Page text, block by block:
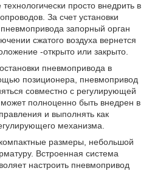
просто внедрить в
За счет установки
запорный орган
сжатого воздуха вернется
-открыто или закрыто.
пневмопривода в
позиционера, пневмопривод
совместно с регулирующей
полноценно быть внедрен в
и выполнять как
механизма.
размеры, небольшой
Встроенная система
настроить пневмопривод